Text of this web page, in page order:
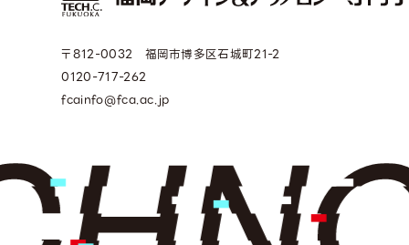
〒812-0032 福岡市博多区石城町21-2
0120-717-262
fcainfo@fca.ac.jp